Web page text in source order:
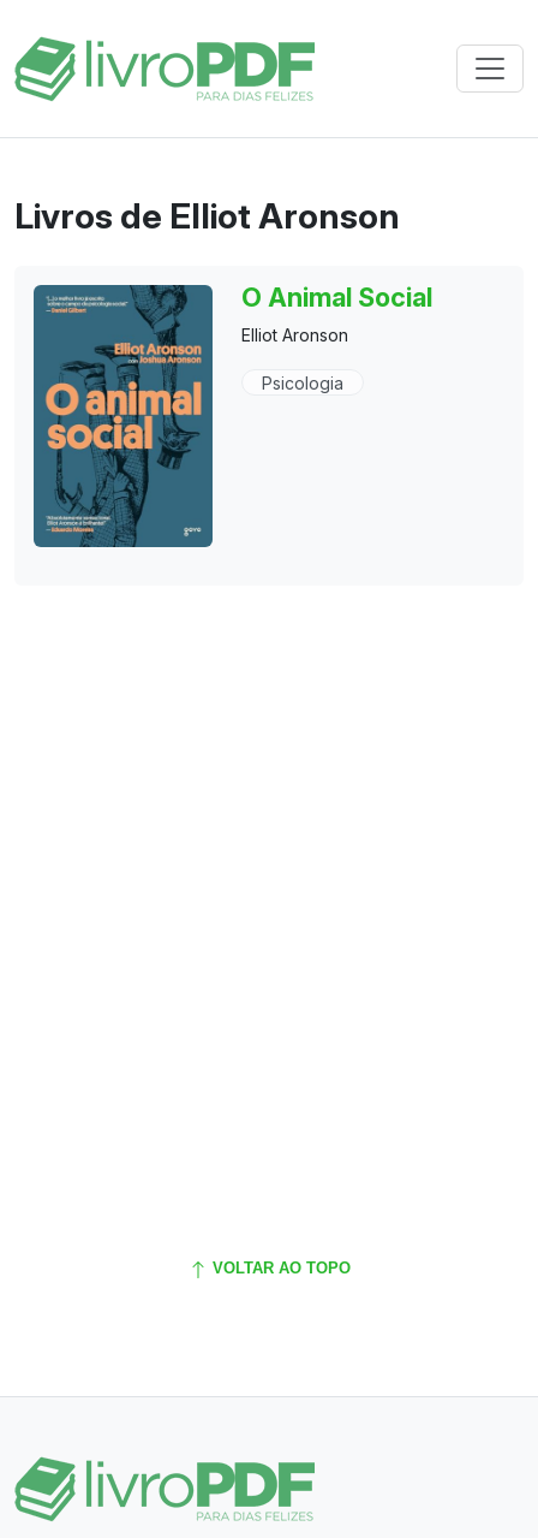
Livros de Elliot Aronson
O Animal Social
Elliot Aronson
Psicologia
VOLTAR AO TOPO